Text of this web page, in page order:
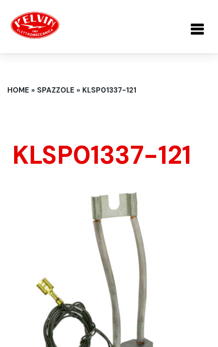
TU SEI QUI
HOME » SPAZZOLE » KLSP01337-121
KLSP01337-121